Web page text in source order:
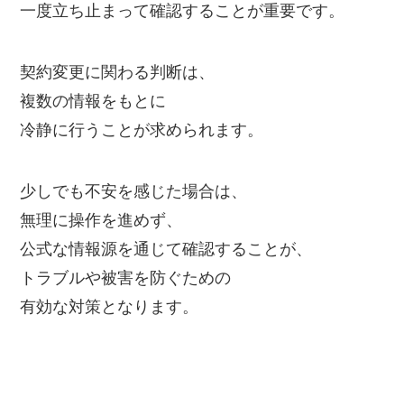
一度立ち止まって確認することが重要です。
契約変更に関わる判断は、
複数の情報をもとに
冷静に行うことが求められます。
少しでも不安を感じた場合は、
無理に操作を進めず、
公式な情報源を通じて確認することが、
トラブルや被害を防ぐための
有効な対策となります。